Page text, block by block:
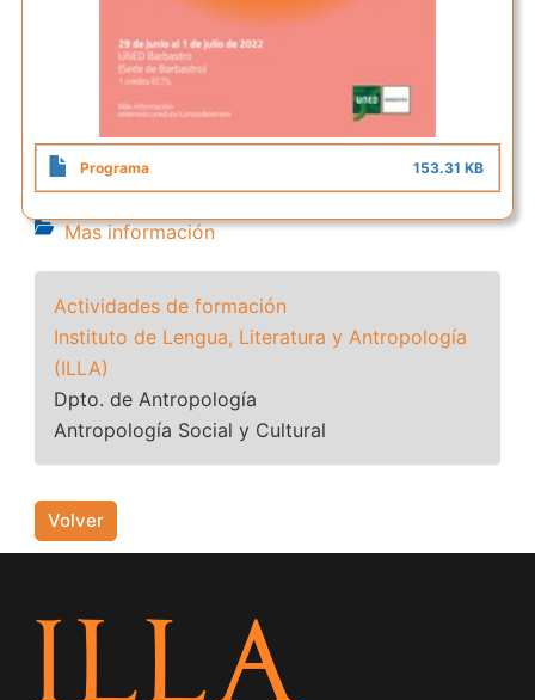
Programa 153.31 KB
Mas información
Actividades de formación
Instituto de Lengua, Literatura y Antropología
(ILLA)
Dpto. de Antropología
Antropología Social y Cultural
Volver